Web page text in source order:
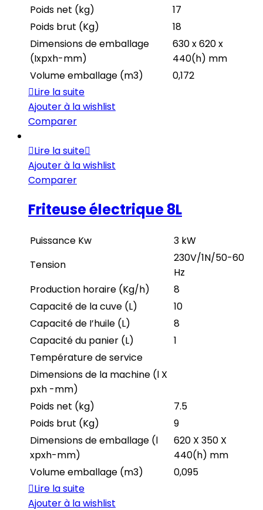
Poids net (kg)
17
Poids brut (Kg)
18
Dimensions de emballage
(Ixpxh-mm)
630 x 620 x
440(h) mm
Volume emballage (m3)
0,172
Lire la suite
Ajouter à la wishlist
Comparer
Lire la suite
Ajouter à la wishlist
Comparer
Friteuse électrique 8L
Puissance Kw
3 kW
Tension
230V/1N/50-60
Hz
Production horaire (Kg/h)
8
Capacité de la cuve (L)
10
Capacité de I’huile (L)
8
Capacité du panier (L)
1
Température de service
Dimensions de la machine (l X
pxh -mm)
Poids net (kg)
7.5
Poids brut (Kg)
9
Dimensions de emballage (l
xpxh-mm)
620 X 350 X
440(h) mm
Volume emballage (m3)
0,095
Lire la suite
Ajouter à la wishlist